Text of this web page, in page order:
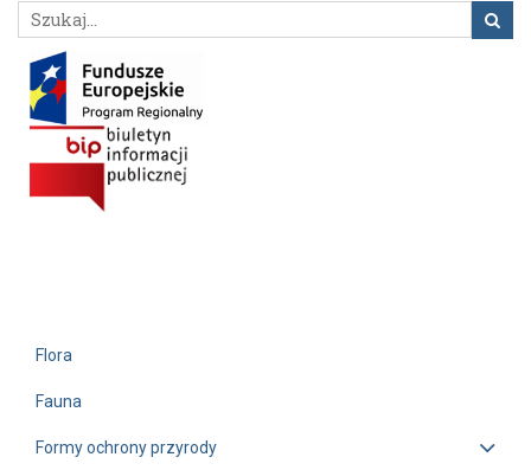
Flora
Fauna
Formy ochrony przyrody